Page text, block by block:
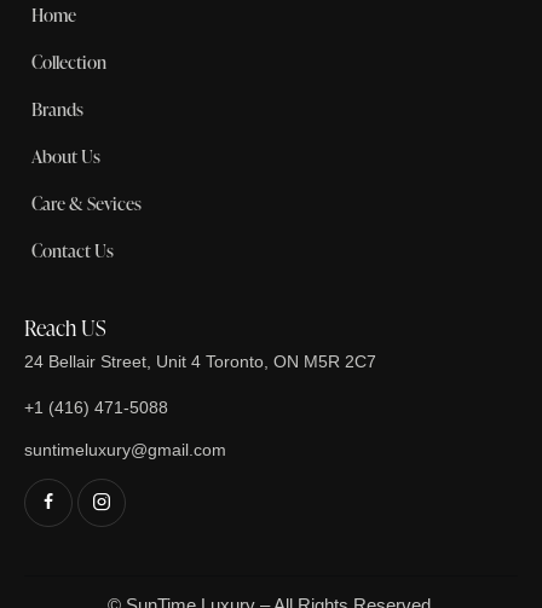
Home
Collection
Brands
About Us
Care & Sevices
Contact Us
Reach US
24 Bellair Street, Unit 4 Toronto, ON M5R 2C7
+1 (416) 471-5088
suntimeluxury@gmail.com